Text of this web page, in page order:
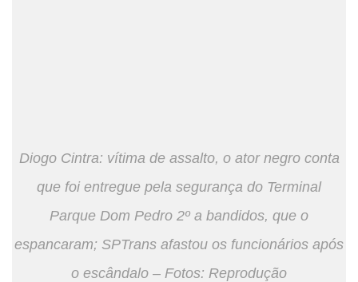
Diogo Cintra: vítima de assalto, o ator negro conta
que foi entregue pela segurança do Terminal
Parque Dom Pedro 2º a bandidos, que o
espancaram; SPTrans afastou os funcionários após
o escândalo – Fotos: Reprodução